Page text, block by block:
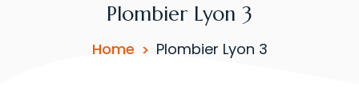
Plombier Lyon 3
Home Plombier Lyon 3